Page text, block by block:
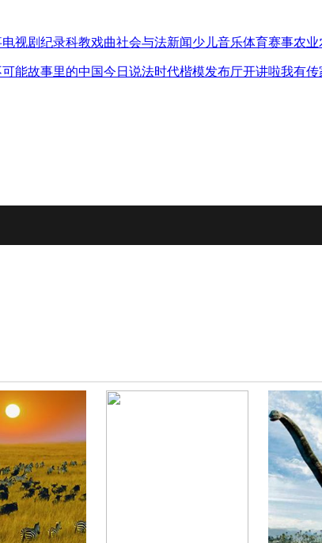
电视剧纪录科教戏曲社会与法新闻少儿音乐体育赛事农业
能故事里的中国今日说法时代楷模发布厅开讲啦我有传